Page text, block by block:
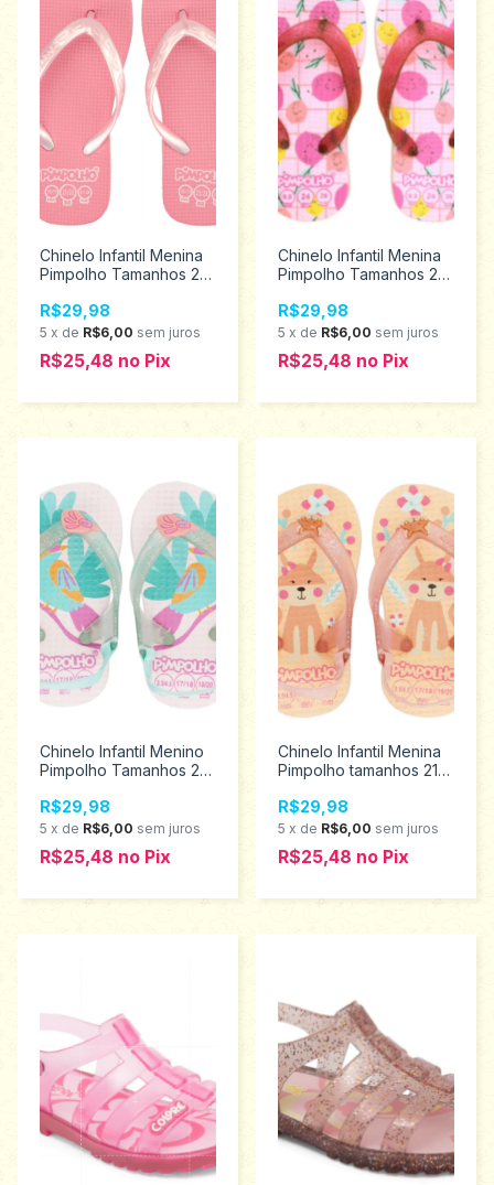
Chinelo Infantil Menina
Pimpolho Tamanhos 24
R$29,98
5 x de R$6,00 sem juros
R$25,48 no Pix
Chinelo Infantil Menina
Pimpolho Tamanhos 24
R$29,98
5 x de R$6,00 sem juros
R$25,48 no Pix
Chinelo Infantil Menino
Pimpolho Tamanhos 20
R$29,98
5 x de R$6,00 sem juros
R$25,48 no Pix
Chinelo Infantil Menina
Pimpolho tamanhos 21
R$29,98
5 x de R$6,00 sem juros
R$25,48 no Pix